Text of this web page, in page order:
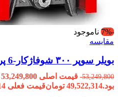
-7%
ناموجود
مقایسه
بویلر سوپر ۳۰۰ شوفاژکار-6 پره
53,249,800
بود.49,522,314 تومانقیمت فعلی 49,522,314 تومان است.